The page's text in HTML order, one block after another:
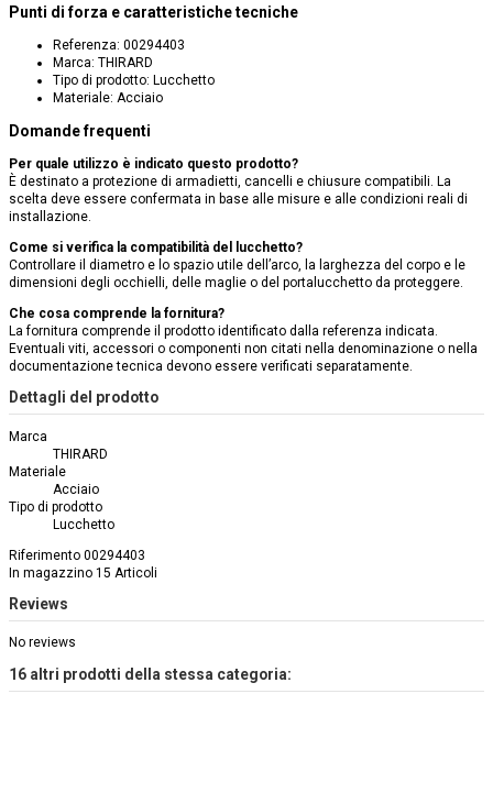
Punti di forza e caratteristiche tecniche
Referenza: 00294403
Marca: THIRARD
Tipo di prodotto: Lucchetto
Materiale: Acciaio
Domande frequenti
Per quale utilizzo è indicato questo prodotto?
È destinato a protezione di armadietti, cancelli e chiusure compatibili. La
scelta deve essere confermata in base alle misure e alle condizioni reali di
installazione.
Come si verifica la compatibilità del lucchetto?
Controllare il diametro e lo spazio utile dell’arco, la larghezza del corpo e le
dimensioni degli occhielli, delle maglie o del portalucchetto da proteggere.
Che cosa comprende la fornitura?
La fornitura comprende il prodotto identificato dalla referenza indicata.
Eventuali viti, accessori o componenti non citati nella denominazione o nella
documentazione tecnica devono essere verificati separatamente.
Dettagli del prodotto
Marca
THIRARD
Materiale
Acciaio
Tipo di prodotto
Lucchetto
Riferimento 00294403
In magazzino 15 Articoli
Reviews
No reviews
16 altri prodotti della stessa categoria: